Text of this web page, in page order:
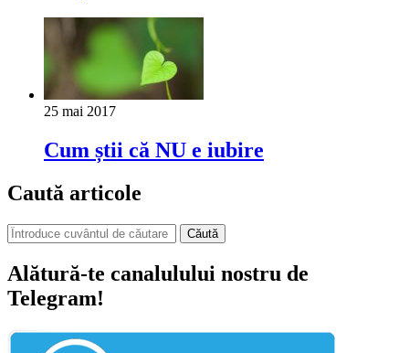
25 mai 2017
Cum știi că NU e iubire
Caută articole
Căută
Alătură-te canalulului nostru de
Telegram!